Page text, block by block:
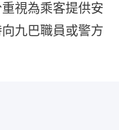
視為乘客提供安
九巴職員或警方